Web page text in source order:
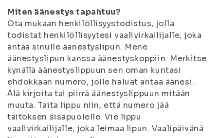
Miten äänestys tapahtuu?
Ota mukaan henkilöllisyystodistus, jolla
todistat henkilöllisyytesi vaalivirkailijalle, joka
antaa sinulle äänestyslipun. Mene
äänestyslipun kanssa äänestyskoppiin. Merkitse
kynällä äänestyslippuun sen oman kuntasi
ehdokkaan numero, jolle haluat antaa äänesi.
Älä kirjoita tai piirrä äänestyslippuun mitään
muuta. Taita lippu niin, että numero jää
taitoksen sisäpuolelle. Vie lippu
vaalivirkailijalle, joka leimaa lipun. Vaalipäivänä